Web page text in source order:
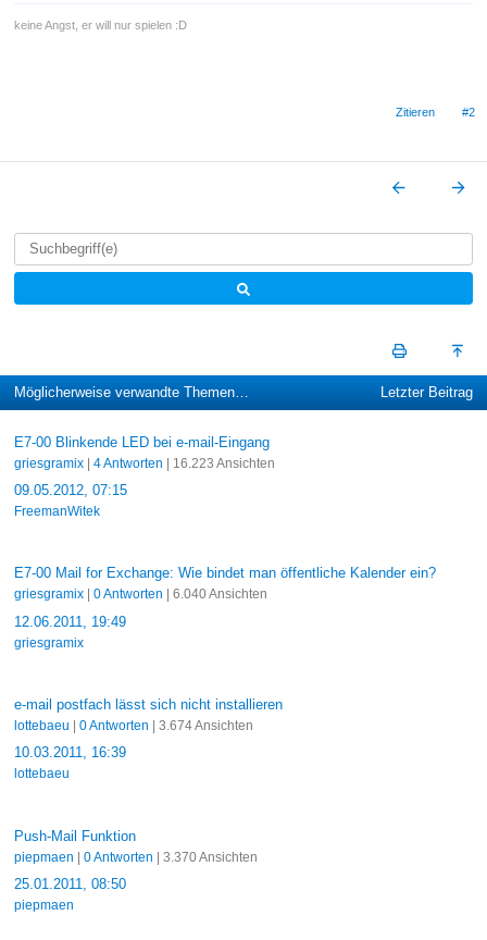
keine Angst, er will nur spielen :D
Zitieren #2
Möglicherweise verwandte Themen… Letzter Beitrag
E7-00 Blinkende LED bei e-mail-Eingang
griesgramix| 4 Antworten | 16.223 Ansichten
09.05.2012, 07:15
FreemanWitek
E7-00 Mail for Exchange: Wie bindet man öffentliche Kalender ein?
griesgramix| 0 Antworten | 6.040 Ansichten
12.06.2011, 19:49
griesgramix
e-mail postfach lässt sich nicht installieren
lottebaeu 0 Antworten | 3.674 Ansichten
10.03.2011, 16:39
lottebaeu
Push-Mail Funktion
piepmaen 0 Antworten | 3.370 Ansichten
25.01.2011, 08:50
piepmaen